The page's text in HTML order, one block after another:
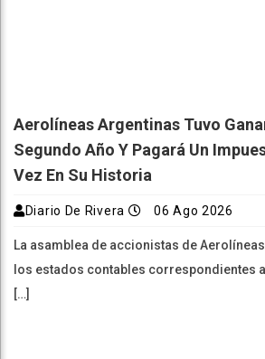
Aerolíneas Argentinas Tuvo
Segundo Año Y Pagará Un
Vez En Su Historia
Diario De Rivera 06 Ago 2026
La asamblea de accionistas de
los estados contables correspondientes
[…]